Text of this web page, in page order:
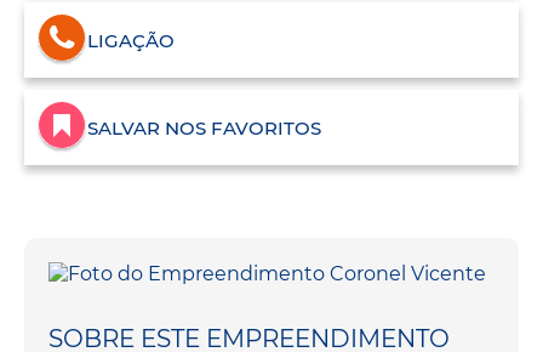
LIGAÇÃO
SALVAR NOS FAVORITOS
SOBRE ESTE EMPREENDIMENTO